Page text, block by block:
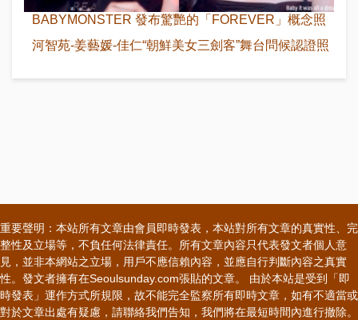
BABYMONSTER 發布驚艷的「FOREVER」概念照
河智苑-姜藝媛-佳仁“朝鮮美女三劍客”舞台問候認證照
重要聲明：本站所有文章由會員即時發表，本站對所有文章的真實性、完
整性及立場等，不負任何法律責任。所有文章內容只代表發文者個人意
見，並非本網站之立場，用戶不應信賴內容，並應自行判斷內容之真實
性。發文者擁有在Seoulsunday.com張貼的文章。 由於本站是受到「即
時發表」運作方式所規限，故不能完全監察所有即時文章，如有不適當或
對於文章出處有疑慮，請聯絡我們告知，我們將在最短時間內進行撤除。